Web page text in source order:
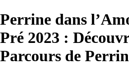
Perrine dans
Pré 2023 :
Parcours de